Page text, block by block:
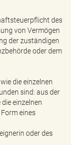
des
von Vermögen
der zuständigen
oder dem
die einzelnen
sind: aus der
einzelnen
eines
oder des